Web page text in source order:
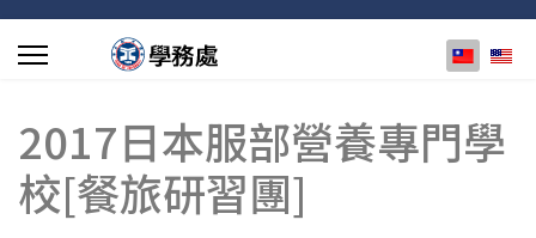
選擇你的
2017日本服部營養專門學
校[餐旅研習團]